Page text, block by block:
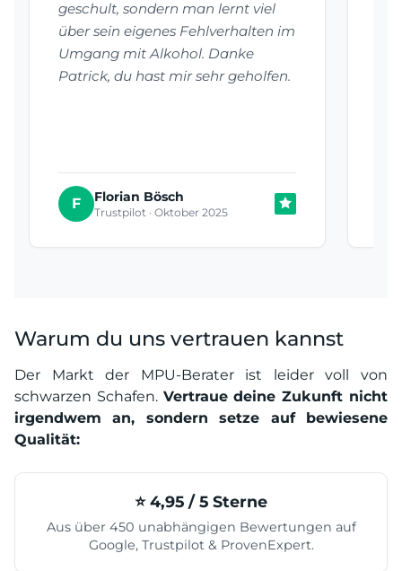
geschult, sondern man lernt viel
über sein eigenes Fehlverhalten im
Umgang mit Alkohol. Danke
Patrick, du hast mir sehr geholfen.
F Florian Bösch
Trustpilot · Oktober 2025
Warum du uns vertrauen kannst
Der Markt der MPU-Berater ist leider voll von
schwarzen Schafen. Vertraue deine Zukunft nicht
irgendwem an, sondern setze auf bewiesene
Qualität:
⭐️ 4,95 / 5 Sterne
Aus über 450 unabhängigen Bewertungen auf
Google, Trustpilot & ProvenExpert.